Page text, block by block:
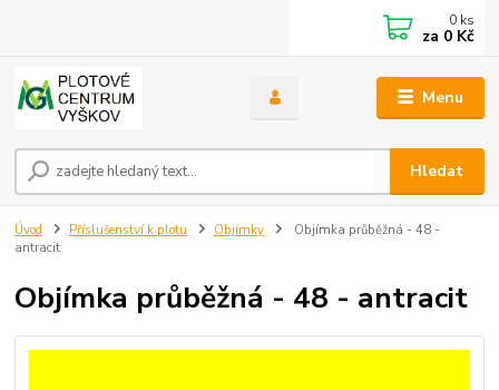
Menu
Hledat
0 ks
za 0 Kč
Úvod Příslušenství k plotu Objímky
Objímka průběžná - 48 -
antracit
Objímka průběžná - 48 - antracit